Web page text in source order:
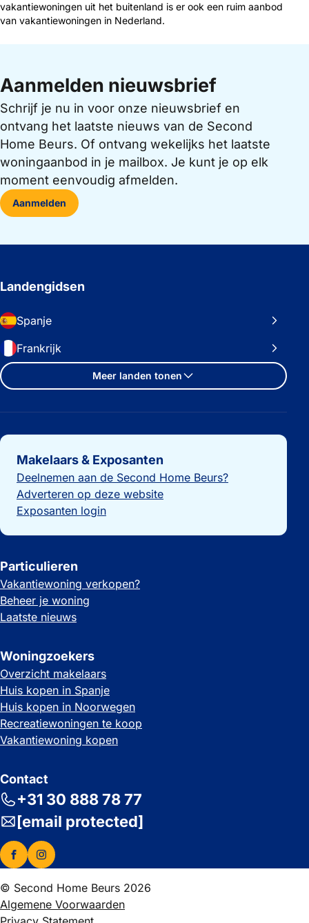
vakantiewoningen uit het buitenland is er ook een ruim aanbod
van vakantiewoningen in Nederland.
Aanmelden nieuwsbrief
Schrijf je nu in voor onze nieuwsbrief en
ontvang het laatste nieuws van de Second
Home Beurs. Of ontvang wekelijks het laatste
woningaanbod in je mailbox. Je kunt je op elk
moment eenvoudig afmelden.
Aanmelden
Landengidsen
Spanje
Frankrijk
Meer landen tonen
Belangrijke links
Makelaars & Exposanten
Deelnemen aan de Second Home Beurs?
Adverteren op deze website
Exposanten login
Particulieren
Vakantiewoning verkopen?
Beheer je woning
Laatste nieuws
Woningzoekers
Overzicht makelaars
Huis kopen in Spanje
Huis kopen in Noorwegen
Recreatiewoningen te koop
Vakantiewoning kopen
Contact
+31 30 888 78 77
[email protected]
© Second Home Beurs 2026
Algemene Voorwaarden